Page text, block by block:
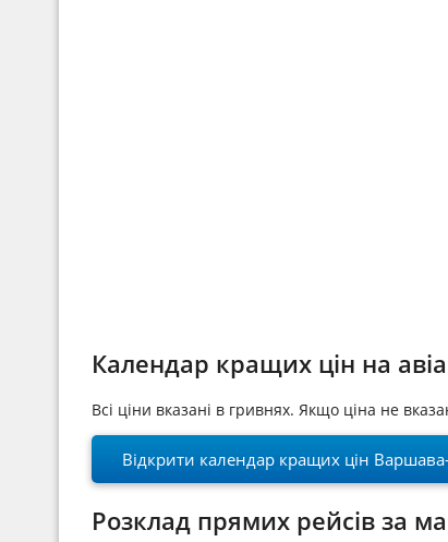
Календар кращих цін на
Всі ціни вказані в гривнях. Якщо ціна не
Відкрити календар кращих цін
Розклад прямих рейсів за